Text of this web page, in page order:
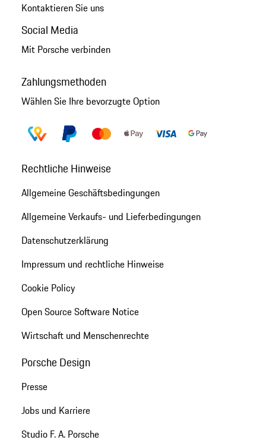
Kontaktieren Sie uns
Social Media
Mit Porsche verbinden
Zahlungsmethoden
Wählen Sie Ihre bevorzugte Option
Rechtliche Hinweise
Allgemeine Geschäftsbedingungen
Allgemeine Verkaufs- und Lieferbedingungen
Datenschutzerklärung
Impressum und rechtliche Hinweise
Cookie Policy
Open Source Software Notice
Wirtschaft und Menschenrechte
Porsche Design
Presse
Jobs und Karriere
Studio F. A. Porsche